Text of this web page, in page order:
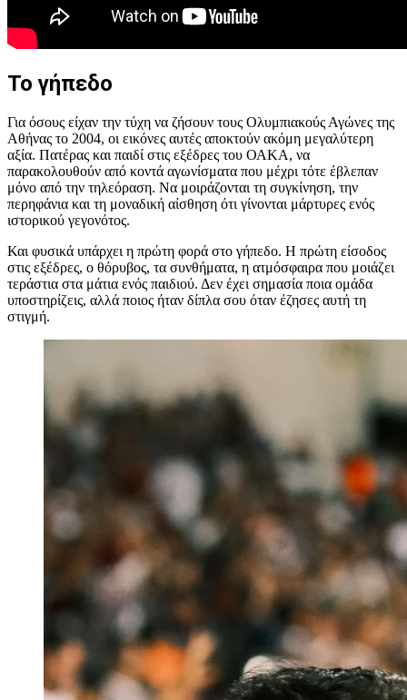
Το γήπεδο
Για όσους είχαν την τύχη να ζήσουν τους Ολυμπιακούς Αγώνες της
Αθήνας το 2004, οι εικόνες αυτές αποκτούν ακόμη μεγαλύτερη
αξία. Πατέρας και παιδί στις εξέδρες του ΟΑΚΑ, να
παρακολουθούν από κοντά αγωνίσματα που μέχρι τότε έβλεπαν
μόνο από την τηλεόραση. Να μοιράζονται τη συγκίνηση, την
περηφάνια και τη μοναδική αίσθηση ότι γίνονται μάρτυρες ενός
ιστορικού γεγονότος.
Και φυσικά υπάρχει η πρώτη φορά στο γήπεδο. Η πρώτη είσοδος
στις εξέδρες, ο θόρυβος, τα συνθήματα, η ατμόσφαιρα που μοιάζει
τεράστια στα μάτια ενός παιδιού. Δεν έχει σημασία ποια ομάδα
υποστηρίζεις, αλλά ποιος ήταν δίπλα σου όταν έζησες αυτή τη
στιγμή.